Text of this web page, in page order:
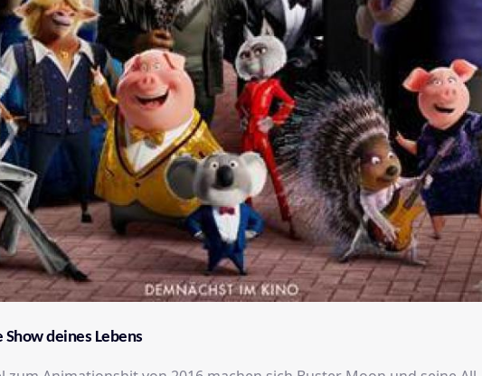
Show deines Lebens